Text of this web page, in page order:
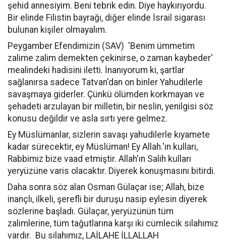
şehid annesiyim. Beni tebrik edin. Diye haykırıyordu.
Bir elinde Filistin bayrağı, diğer elinde İsrail sigarası
bulunan kişiler olmayalım.
Peygamber Efendimizin (SAV) 'Benim ümmetim
zalime zalim demekten çekinirse, o zaman kaybeder'
mealindeki hadisini iletti. İnanıyorum ki, şartlar
sağlanırsa sadece Tatvan'dan on binler Yahudilerle
savaşmaya giderler. Çünkü ölümden korkmayan ve
şehadeti arzulayan bir milletin, bir neslin, yenilgisi söz
konusu değildir ve asla sırtı yere gelmez.
Ey Müslümanlar, sizlerin savaşı yahudilerle kıyamete
kadar sürecektir, ey Müslüman! Ey Allah.'ın kulları,
Rabbimiz bize vaad etmiştir. Allah'ın Salih kulları
yeryüzüne varis olacaktır. Diyerek konuşmasını bitirdi.
Daha sonra söz alan Osman Gülaçar ise; Allah, bize
inançlı, ilkeli, şerefli bir duruşu nasip eylesin diyerek
sözlerine başladı. Gülaçar, yeryüzünün tüm
zalimlerine, tüm tağutlarına karşı iki cümlecik silahımız
vardır. Bu silahımız, LAİLAHE İLLALLAH